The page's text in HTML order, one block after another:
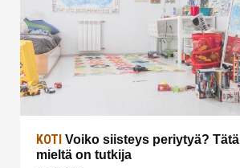
KOTI Voiko siisteys periytyä? Tätä
mieltä on tutkija